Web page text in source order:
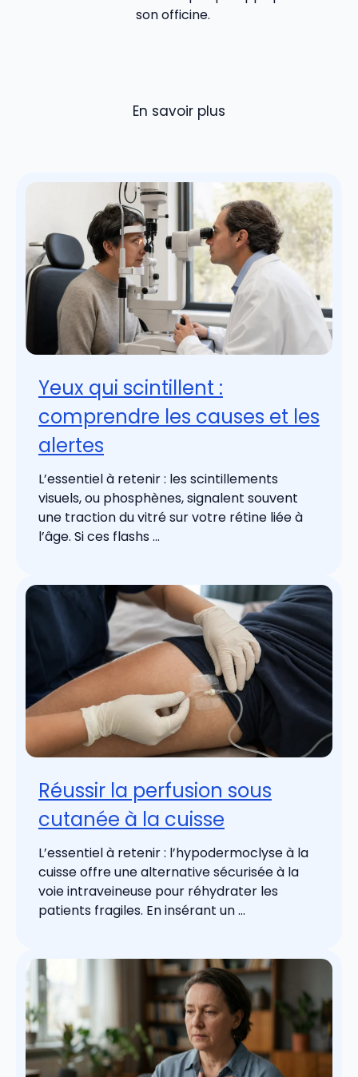
son officine.
En savoir plus
Yeux qui scintillent :
comprendre les causes et les
alertes
L’essentiel à retenir : les scintillements
visuels, ou phosphènes, signalent souvent
une traction du vitré sur votre rétine liée à
l’âge. Si ces flashs ...
Réussir la perfusion sous
cutanée à la cuisse
L’essentiel à retenir : l’hypodermoclyse à la
cuisse offre une alternative sécurisée à la
voie intraveineuse pour réhydrater les
patients fragiles. En insérant un ...